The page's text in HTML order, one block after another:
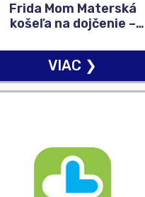
Frida Mom Materská
košeľa na dojčenie –
VIAC ❯